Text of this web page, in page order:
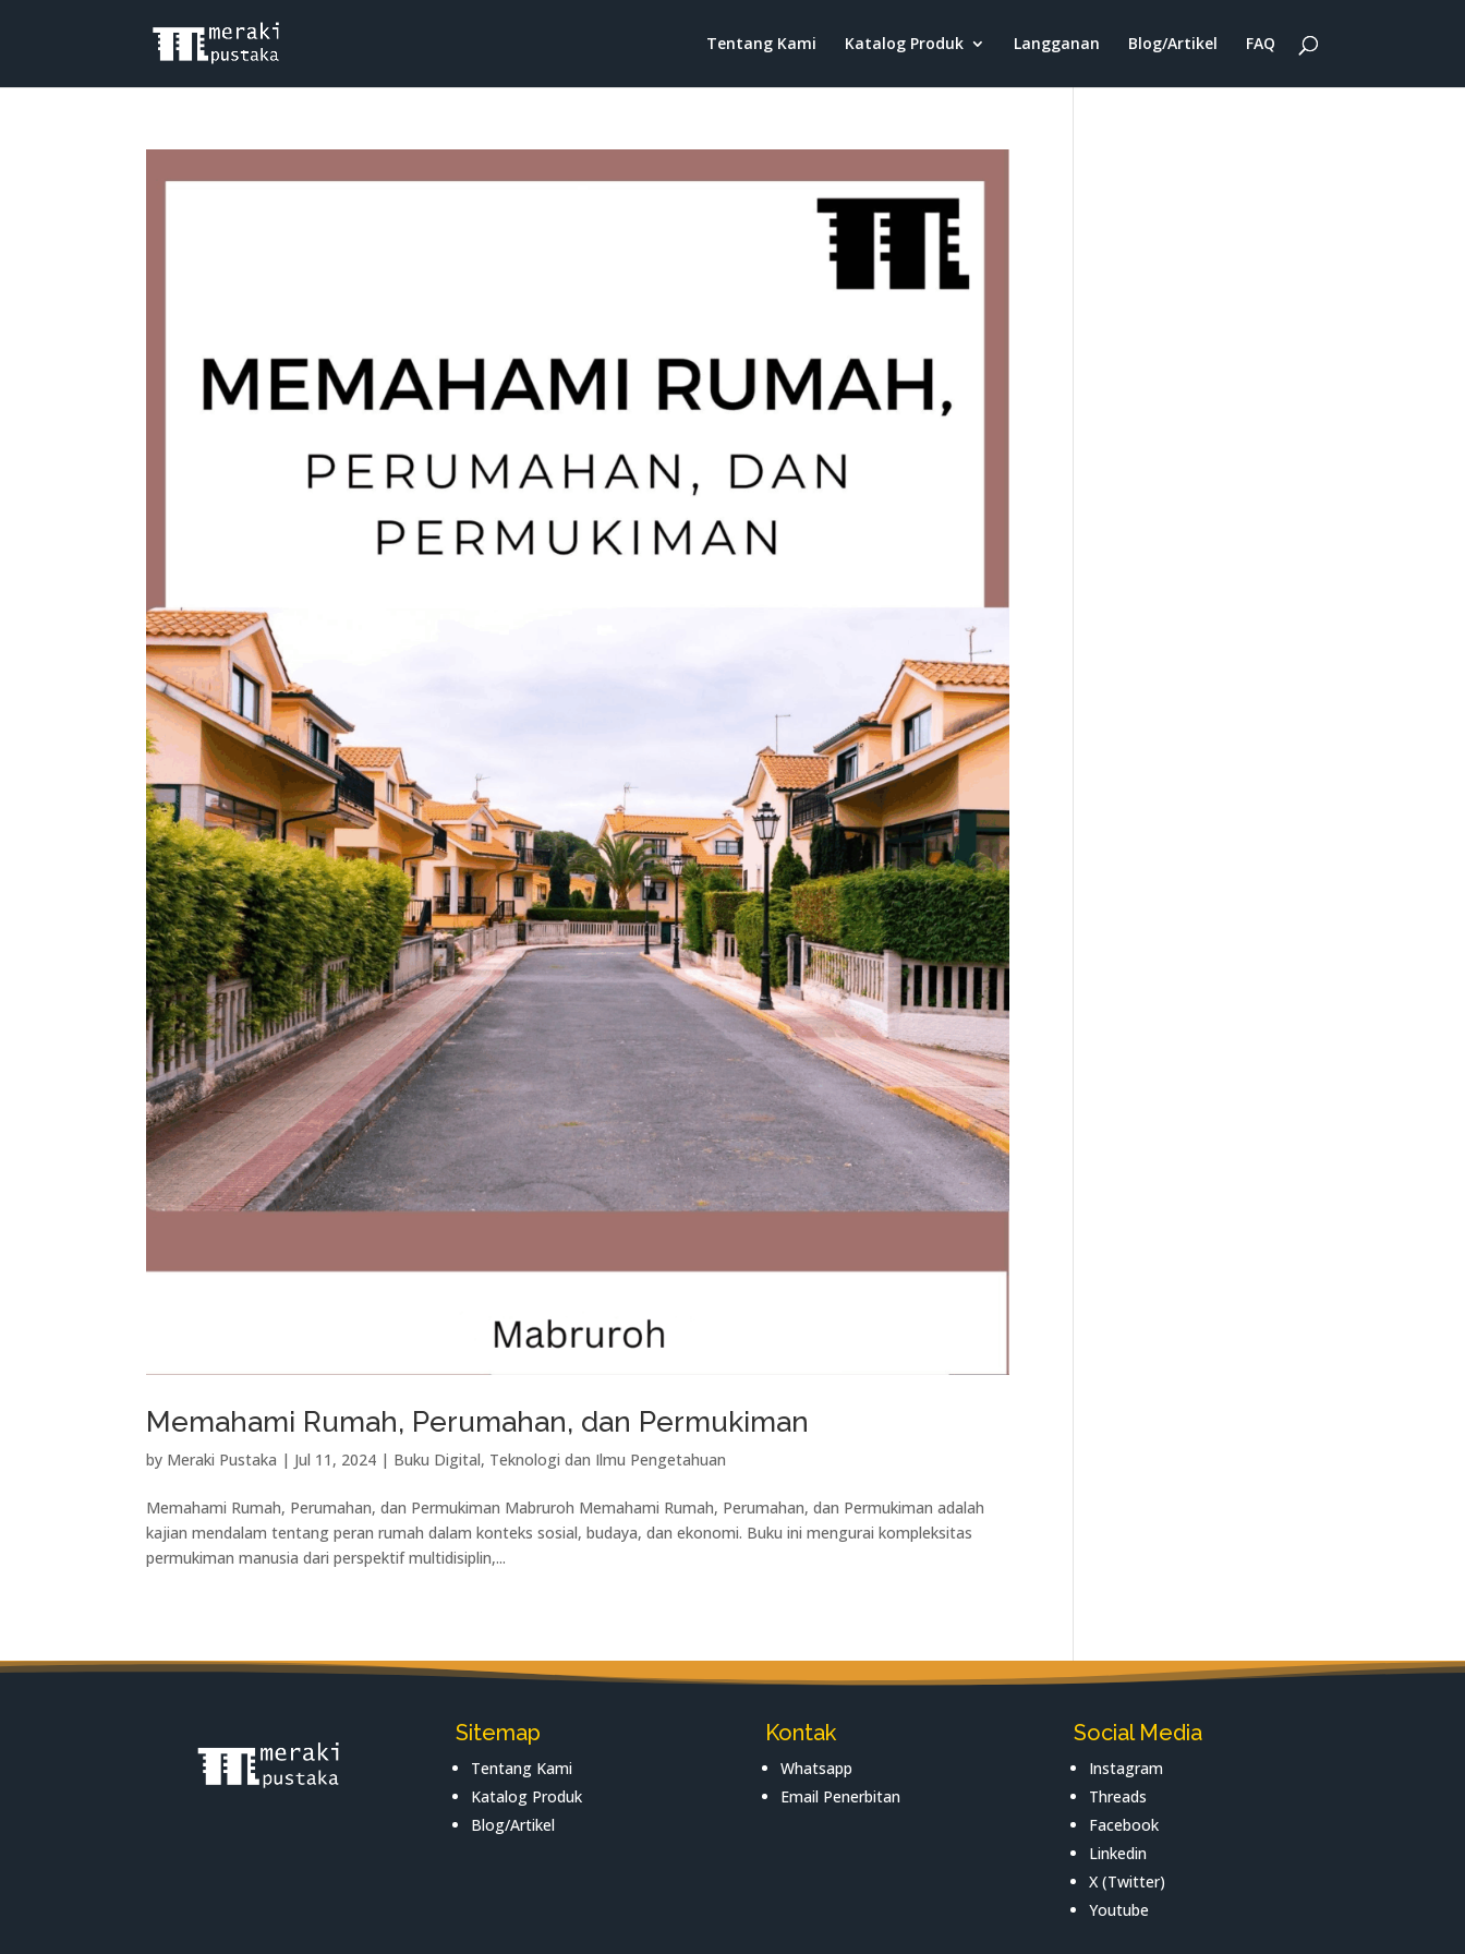
Tentang Kami Katalog Produk Langganan Blog/Artikel FAQ
Memahami Rumah, Perumahan, dan Permukiman
by Meraki Pustaka | Jul 11, 2024 | Buku Digital, Teknologi dan Ilmu Pengetahuan
Memahami Rumah, Perumahan, dan Permukiman Mabruroh Memahami Rumah, Perumahan, dan Permukiman adalah
kajian mendalam tentang peran rumah dalam konteks sosial, budaya, dan ekonomi. Buku ini mengurai kompleksitas
permukiman manusia dari perspektif multidisiplin,...
Sitemap
Tentang Kami
Katalog Produk
Blog/Artikel
Kontak
Whatsapp
Email Penerbitan
Social Media
Instagram
Threads
Facebook
Linkedin
X (Twitter)
Youtube